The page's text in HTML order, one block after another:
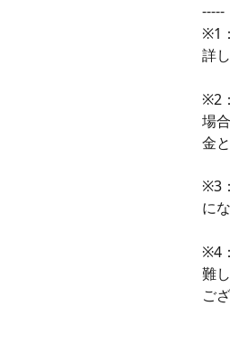
-----
※1
詳
※2
場
金
※3
に
※4
難
ご